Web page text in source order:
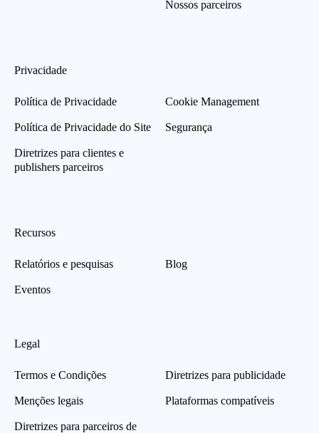
Nossos parceiros
Privacidade
Política de Privacidade
Política de Privacidade do Site
Diretrizes para clientes e
publishers parceiros
Cookie Management
Segurança
Recursos
Relatórios e pesquisas
Eventos
Blog
Legal
Termos e Condições
Menções legais
Diretrizes para parceiros de
Diretrizes para publicidade
Plataformas compatíveis